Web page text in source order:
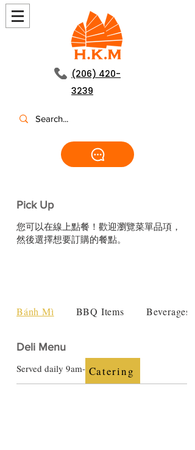
(206) 420-
3239
Pick Up
您可以在線上點餐！歡迎瀏覽菜單品項，
然後選擇想要訂購的餐點。
Deli Menu
Served daily 9am-7pm
Bánh Mì BBQ Items Beverages
Catering